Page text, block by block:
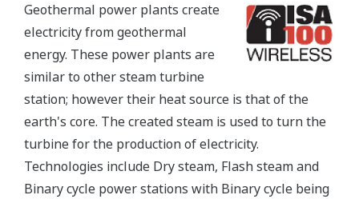
Geothermal power plants create
electricity from geothermal
energy. These power plants are
similar to other steam turbine
station; however their heat source is that of the
earth's core. The created steam is used to turn the
turbine for the production of electricity.
Technologies include Dry steam, Flash steam and
Binary cycle power stations with Binary cycle being